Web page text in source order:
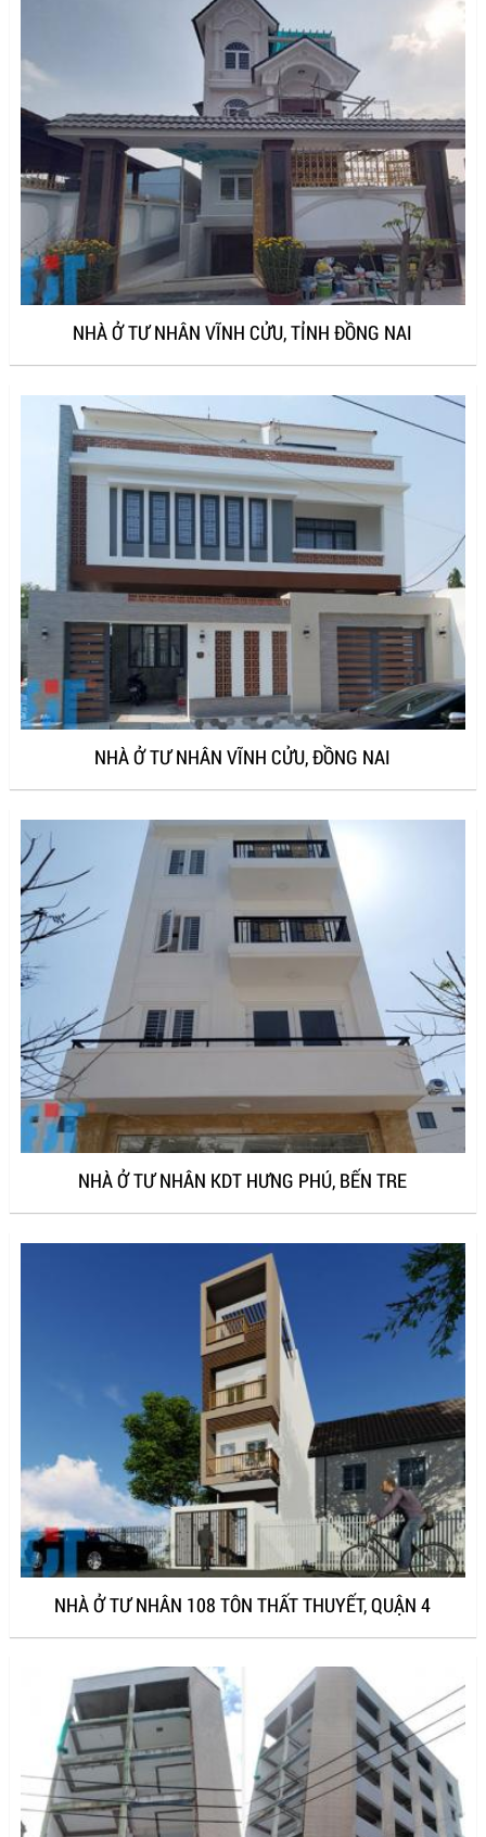
NHÀ Ở TƯ NHÂN VĨNH CỬU, TỈNH ĐỒNG NAI
NHÀ Ở TƯ NHÂN VĨNH CỬU, ĐỒNG NAI
NHÀ Ở TƯ NHÂN KDT HƯNG PHÚ, BẾN TRE
NHÀ Ở TƯ NHÂN 108 TÔN THẤT THUYẾT, QUẬN 4